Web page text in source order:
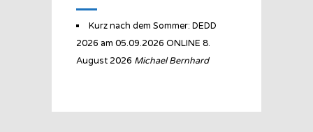
Kurz nach dem Sommer: DEDD
2026 am 05.09.2026 ONLINE 8.
August 2026 Michael Bernhard